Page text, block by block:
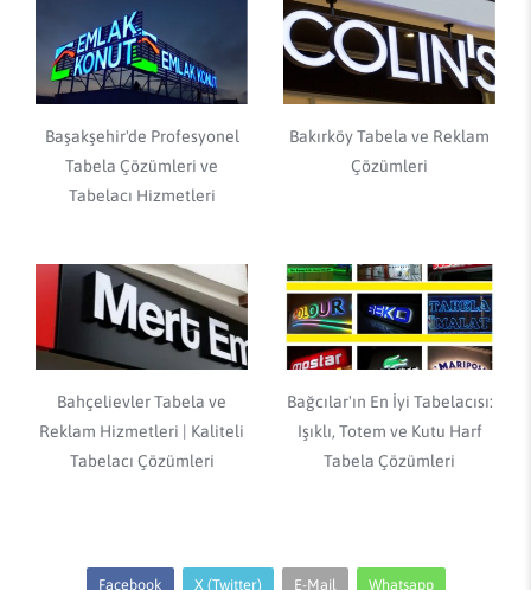
Başakşehir'de Profesyonel
Tabela Çözümleri ve
Tabelacı Hizmetleri
Bakırköy Tabela ve Reklam
Çözümleri
Bahçelievler Tabela ve
Reklam Hizmetleri | Kaliteli
Tabelacı Çözümleri
Bağcılar'ın En İyi Tabelacısı:
Işıklı, Totem ve Kutu Harf
Tabela Çözümleri
Facebook X (Twitter) E-Mail Whatsapp